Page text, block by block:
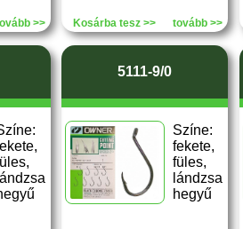
>> Kosárba tesz >> tovább >>
lándzsa
5111-9/0
Színe:
fekete,
füles,
lándzsa
hegyű